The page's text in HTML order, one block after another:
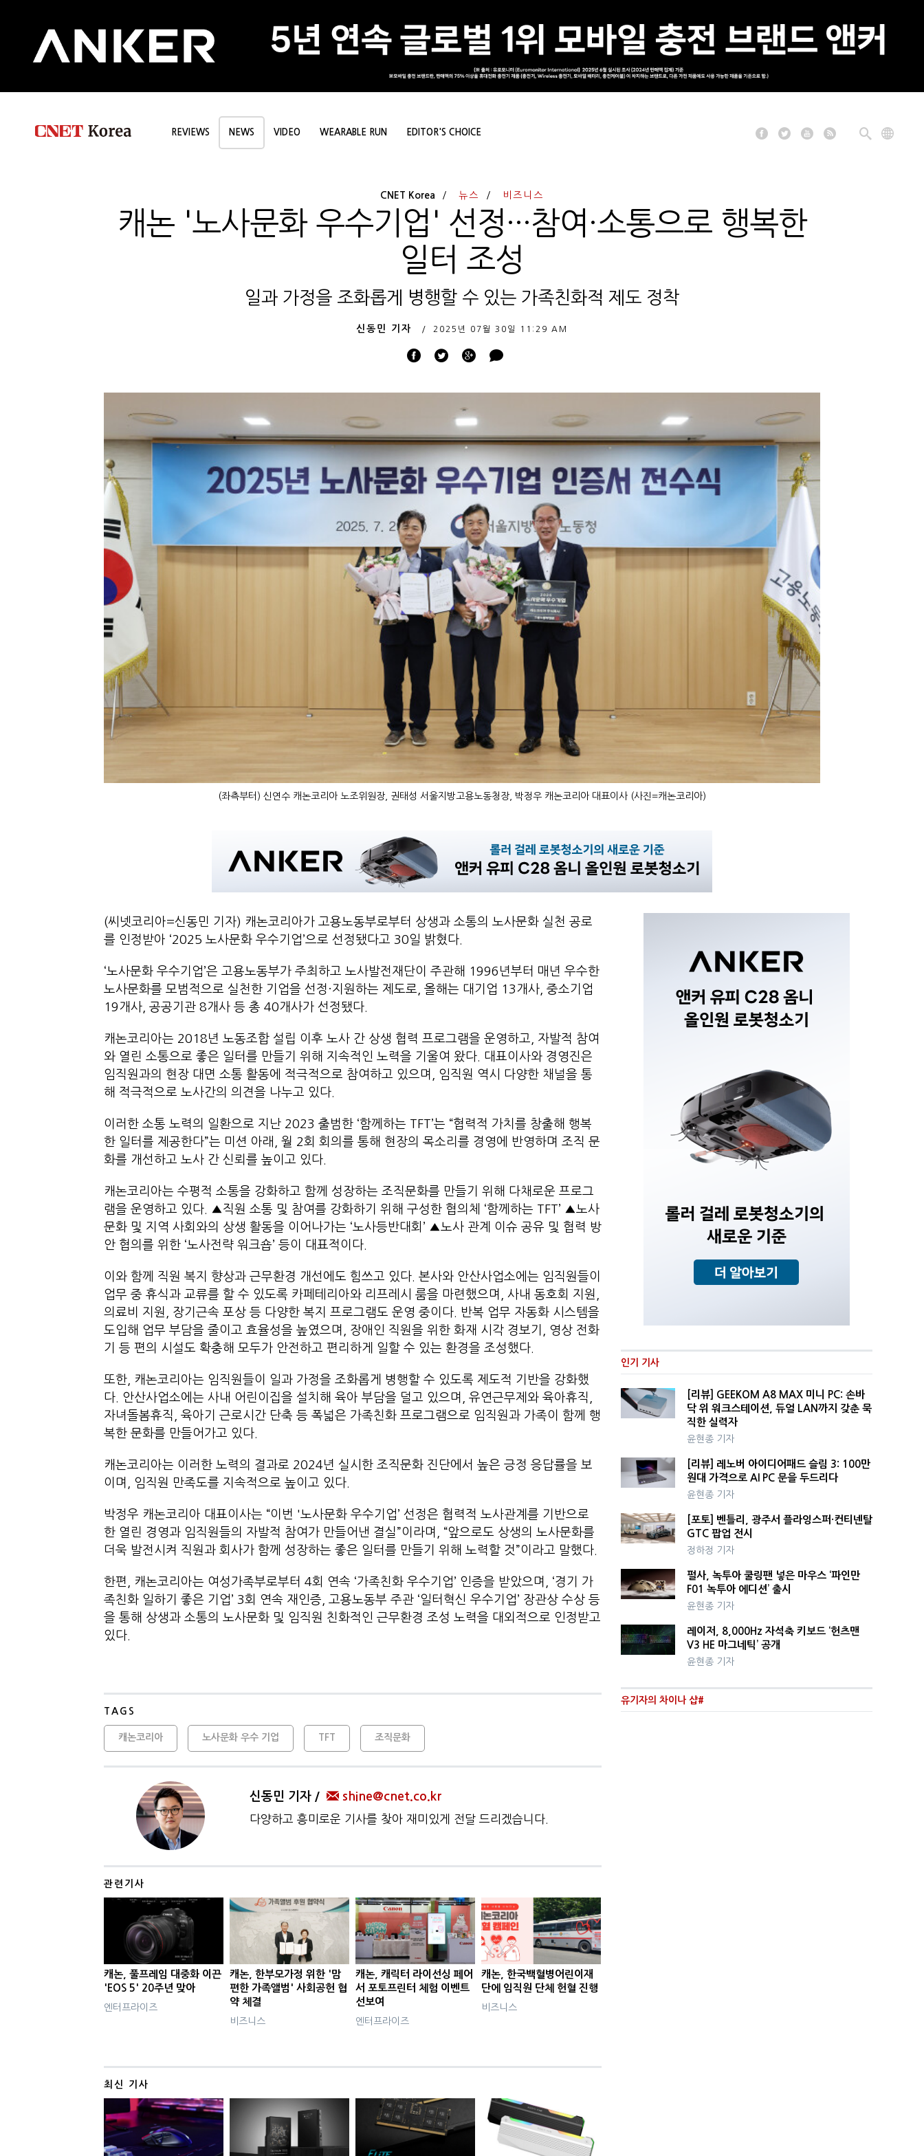
REVIEWS NEWS VIDEO WEARABLE RUN EDITOR'S CHOICE
CNET Korea 뉴스 비즈니스
캐논 '노사문화 우수기업' 선정···참여·소통으로 행복한
일터 조성
일과 가정을 조화롭게 병행할 수 있는 가족친화적 제도 정착
신동민 기자 2025년 07월 30일 11:29 AM
(좌측부터) 신연수 캐논코리아 노조위원장, 권태성 서울지방고용노동청장, 박정우 캐논코리아 대표이사 (사진=캐논코리아)
(씨넷코리아=신동민 기자) 캐논코리아가 고용노동부로부터 상생과 소통의 노사문화 실천 공로
를 인정받아 ‘2025 노사문화 우수기업’으로 선정됐다고 30일 밝혔다.
‘노사문화 우수기업’은 고용노동부가 주최하고 노사발전재단이 주관해 1996년부터 매년 우수한
노사문화를 모범적으로 실천한 기업을 선정·지원하는 제도로, 올해는 대기업 13개사, 중소기업
19개사, 공공기관 8개사 등 총 40개사가 선정됐다.
캐논코리아는 2018년 노동조합 설립 이후 노사 간 상생 협력 프로그램을 운영하고, 자발적 참여
와 열린 소통으로 좋은 일터를 만들기 위해 지속적인 노력을 기울여 왔다. 대표이사와 경영진은
임직원과의 현장 대면 소통 활동에 적극적으로 참여하고 있으며, 임직원 역시 다양한 채널을 통
해 적극적으로 노사간의 의견을 나누고 있다.
이러한 소통 노력의 일환으로 지난 2023 출범한 ‘함께하는 TFT’는 “협력적 가치를 창출해 행복
한 일터를 제공한다”는 미션 아래, 월 2회 회의를 통해 현장의 목소리를 경영에 반영하며 조직 문
화를 개선하고 노사 간 신뢰를 높이고 있다.
캐논코리아는 수평적 소통을 강화하고 함께 성장하는 조직문화를 만들기 위해 다채로운 프로그
램을 운영하고 있다. ▲직원 소통 및 참여를 강화하기 위해 구성한 협의체 ‘함께하는 TFT’ ▲노사
문화 및 지역 사회와의 상생 활동을 이어나가는 ‘노사등반대회’ ▲노사 관계 이슈 공유 및 협력 방
안 협의를 위한 ‘노사전략 워크숍’ 등이 대표적이다.
이와 함께 직원 복지 향상과 근무환경 개선에도 힘쓰고 있다. 본사와 안산사업소에는 임직원들이
업무 중 휴식과 교류를 할 수 있도록 카페테리아와 리프레시 룸을 마련했으며, 사내 동호회 지원,
의료비 지원, 장기근속 포상 등 다양한 복지 프로그램도 운영 중이다. 반복 업무 자동화 시스템을
도입해 업무 부담을 줄이고 효율성을 높였으며, 장애인 직원을 위한 화재 시각 경보기, 영상 전화
기 등 편의 시설도 확충해 모두가 안전하고 편리하게 일할 수 있는 환경을 조성했다.
또한, 캐논코리아는 임직원들이 일과 가정을 조화롭게 병행할 수 있도록 제도적 기반을 강화했
다. 안산사업소에는 사내 어린이집을 설치해 육아 부담을 덜고 있으며, 유연근무제와 육아휴직,
자녀돌봄휴직, 육아기 근로시간 단축 등 폭넓은 가족친화 프로그램으로 임직원과 가족이 함께 행
복한 문화를 만들어가고 있다.
캐논코리아는 이러한 노력의 결과로 2024년 실시한 조직문화 진단에서 높은 긍정 응답률을 보
이며, 임직원 만족도를 지속적으로 높이고 있다.
박정우 캐논코리아 대표이사는 “이번 '노사문화 우수기업’ 선정은 협력적 노사관계를 기반으로
한 열린 경영과 임직원들의 자발적 참여가 만들어낸 결실”이라며, “앞으로도 상생의 노사문화를
더욱 발전시켜 직원과 회사가 함께 성장하는 좋은 일터를 만들기 위해 노력할 것”이라고 말했다.
한편, 캐논코리아는 여성가족부로부터 4회 연속 ‘가족친화 우수기업’ 인증을 받았으며, ‘경기 가
족친화 일하기 좋은 기업’ 3회 연속 재인증, 고용노동부 주관 ‘일터혁신 우수기업’ 장관상 수상 등
을 통해 상생과 소통의 노사문화 및 임직원 친화적인 근무환경 조성 노력을 대외적으로 인정받고
있다.
TAGS
캐논코리아 노사문화 우수 기업 TFT 조직문화
신동민 기자 shine@cnet.co.kr
다양하고 흥미로운 기사를 찾아 재미있게 전달 드리겠습니다.
관련기사
캐논, 풀프레임 대중화 이끈
'EOS 5' 20주년 맞아
엔터프라이즈
캐논, 한부모가정 위한 '맘
편한 가족앨범' 사회공헌 협
약 체결
비즈니스
캐논, 캐릭터 라이선싱 페어
서 포토프린터 체험 이벤트
선보여
엔터프라이즈
캐논, 한국백혈병어린이재
단에 임직원 단체 헌혈 진행
비즈니스
최신 기사
인기 기사
[리뷰] GEEKOM A8 MAX 미니 PC: 손바
닥 위 워크스테이션, 듀얼 LAN까지 갖춘 묵
직한 실력자
윤현종 기자
[리뷰] 레노버 아이디어패드 슬림 3: 100만
원대 가격으로 AI PC 문을 두드리다
윤현종 기자
[포토] 벤틀리, 광주서 플라잉스퍼·컨티넨탈
GTC 팝업 전시
정하정 기자
펄사, 녹투아 쿨링팬 넣은 마우스 ‘파인만
F01 녹투아 에디션’ 출시
윤현종 기자
레이저, 8,000Hz 자석축 키보드 ‘헌츠맨
V3 HE 마그네틱’ 공개
윤현종 기자
유기자의 차이나 샵#